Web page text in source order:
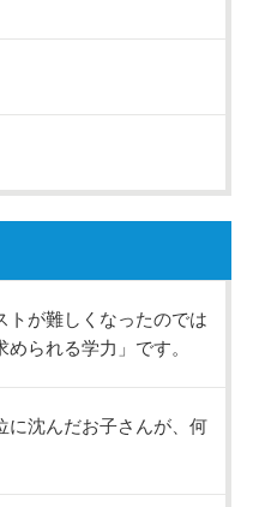
トが難しくなったのでは
られる学力」です。
に沈んだお子さんが、何